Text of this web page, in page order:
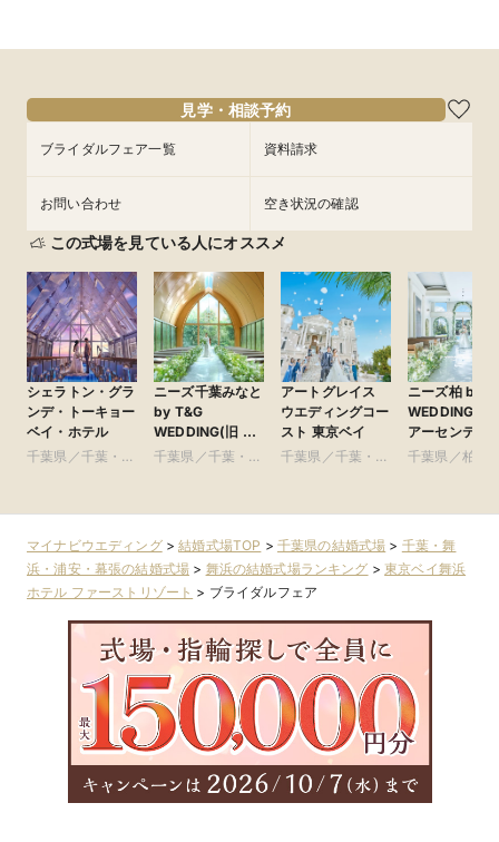
9/3 11:00〜
13:00〜
フェアを予約
9/3
フェアを予約
見学・相談予約
ブライダルフェア一覧 資料請求
お問い合わせ 空き状況の確認
この式場を見ている人にオススメ
シェラトン・グラ
ンデ・トーキョー
ベイ・ホテル
千葉県／千葉・舞
ニーズ千葉みなと
by T&G
WEDDING(旧 ベ
イサイドパーク迎
千葉県／千葉・舞
アートグレイス
ウエディングコー
スト 東京ベイ
千葉県／千葉・舞
ニーズ柏 by
WEDDING(旧
アーセンティ
賓館 柏)
千葉県／柏・
マイナビウエディング>結婚式場TOP > 千葉県の結婚式場 > 千葉・舞
浜・浦安・幕張の結婚式場 > 舞浜の結婚式場ランキング >東京ベイ舞浜
ホテル ファーストリゾート > ブライダルフェア